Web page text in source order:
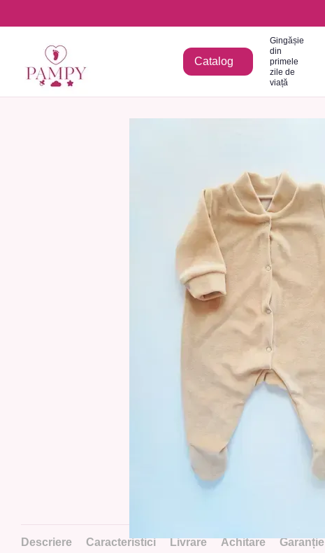
Catalog
Gingășie
din
primele
zile de
viață
Descriere Caracteristici Livrare Achitare Garanție